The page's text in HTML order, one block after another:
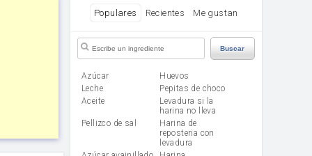
Populares Recientes Me gustan
Buscar
Azúcar
huevos
leche
Pepitas de choco
aceite
Levadura si la
harina no lleva
Pellizco de sal
Harina de
reposteria con
levadura